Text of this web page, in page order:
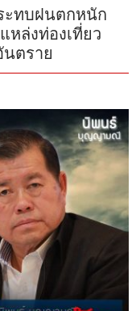
ะทบฝนตกหนัก
หล่งท่องเที่ยว
ตราย